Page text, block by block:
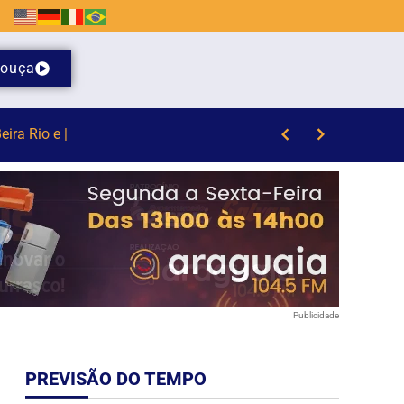
ouça
Publicidade
PREVISÃO DO TEMPO